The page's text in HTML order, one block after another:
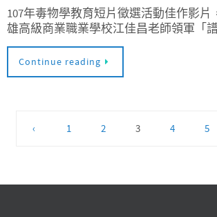
107年毒物學教育短片徵選活動佳作影片
雄高級商業職業學校江佳昌老師領軍「
Continue reading
‹ 1 2 3 4 5